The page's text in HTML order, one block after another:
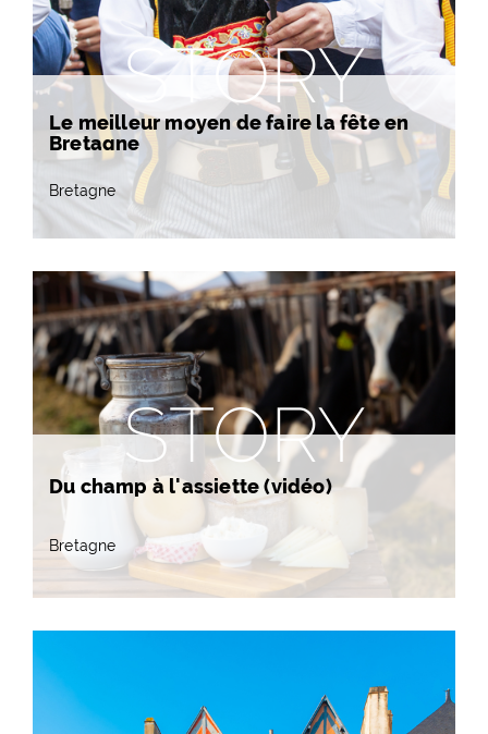
STORY
Le meilleur moyen de faire la fête en
Bretagne
Bretagne
STORY
Du champ à l'assiette (vidéo)
Bretagne